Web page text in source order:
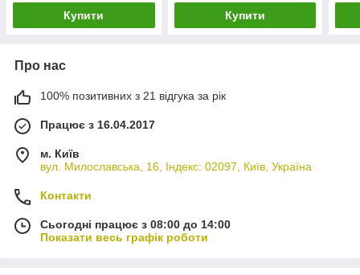
Купити Купити
Про нас
100% позитивних з 21 відгука за рік
Працює з 16.04.2017
м. Київ
вул. Милославська, 16, Індекс: 02097, Київ, Україна
Контакти
Сьогодні працює з 08:00 до 14:00
Показати весь графік роботи